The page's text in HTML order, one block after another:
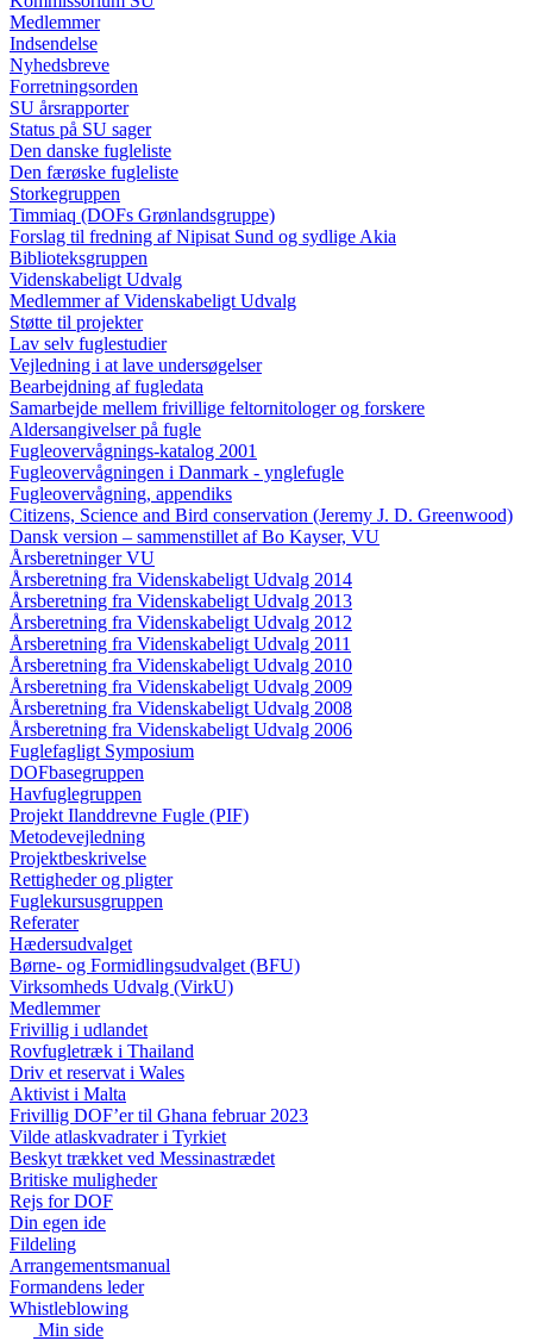
Medlemmer
Indsendelse
Nyhedsbreve
Forretningsorden
SU årsrapporter
Status på SU sager
Den danske fugleliste
Den færøske fugleliste
Storkegruppen
Timmiaq (DOFs Grønlandsgruppe)
Forslag til fredning af Nipisat Sund og sydlige Akia
Biblioteksgruppen
Videnskabeligt Udvalg
Medlemmer af Videnskabeligt Udvalg
Støtte til projekter
Lav selv fuglestudier
Vejledning i at lave undersøgelser
Bearbejdning af fugledata
Samarbejde mellem frivillige feltornitologer og forskere
Aldersangivelser på fugle
Fugleovervågnings-katalog 2001
Fugleovervågningen i Danmark - ynglefugle
Fugleovervågning, appendiks
Citizens, Science and Bird conservation (Jeremy J. D. Greenwood)
Dansk version – sammenstillet af Bo Kayser, VU
Årsberetninger VU
Årsberetning fra Videnskabeligt Udvalg 2014
Årsberetning fra Videnskabeligt Udvalg 2013
Årsberetning fra Videnskabeligt Udvalg 2012
Årsberetning fra Videnskabeligt Udvalg 2011
Årsberetning fra Videnskabeligt Udvalg 2010
Årsberetning fra Videnskabeligt Udvalg 2009
Årsberetning fra Videnskabeligt Udvalg 2008
Årsberetning fra Videnskabeligt Udvalg 2006
Fuglefagligt Symposium
DOFbasegruppen
Havfuglegruppen
Projekt Ilanddrevne Fugle (PIF)
Metodevejledning
Projektbeskrivelse
Rettigheder og pligter
Fuglekursusgruppen
Referater
Hædersudvalget
Børne- og Formidlingsudvalget (BFU)
Virksomheds Udvalg (VirkU)
Medlemmer
Frivillig i udlandet
Rovfugletræk i Thailand
Driv et reservat i Wales
Aktivist i Malta
Frivillig DOF’er til Ghana februar 2023
Vilde atlaskvadrater i Tyrkiet
Beskyt trækket ved Messinastrædet
Britiske muligheder
Rejs for DOF
Din egen ide
Fildeling
Arrangementsmanual
Formandens leder
Whistleblowing
Min side